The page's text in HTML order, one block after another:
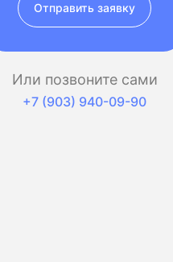
Отправить заявку
Или позвоните сами
+7 (903) 940-09-90